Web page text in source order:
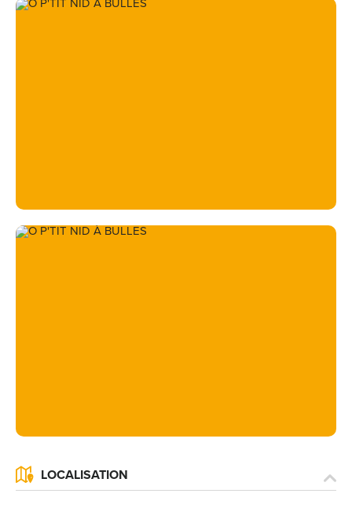
LOCALISATION